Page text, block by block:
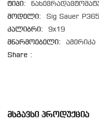
ტიპი:
მოდელი:
Sig Sauer
კალიბრი:
9x19
მწარმოებელი:
ამერიკა
Share :
Მსგავსი Პროდუქცია